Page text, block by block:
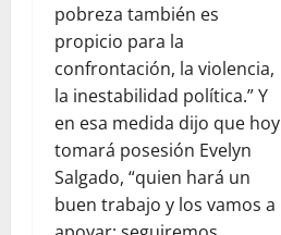
pobreza también es
propicio para la
confrontación, la violencia,
la inestabilidad política.” Y
en esa medida dijo que hoy
tomará posesión Evelyn
Salgado, “quien hará un
buen trabajo y los vamos a